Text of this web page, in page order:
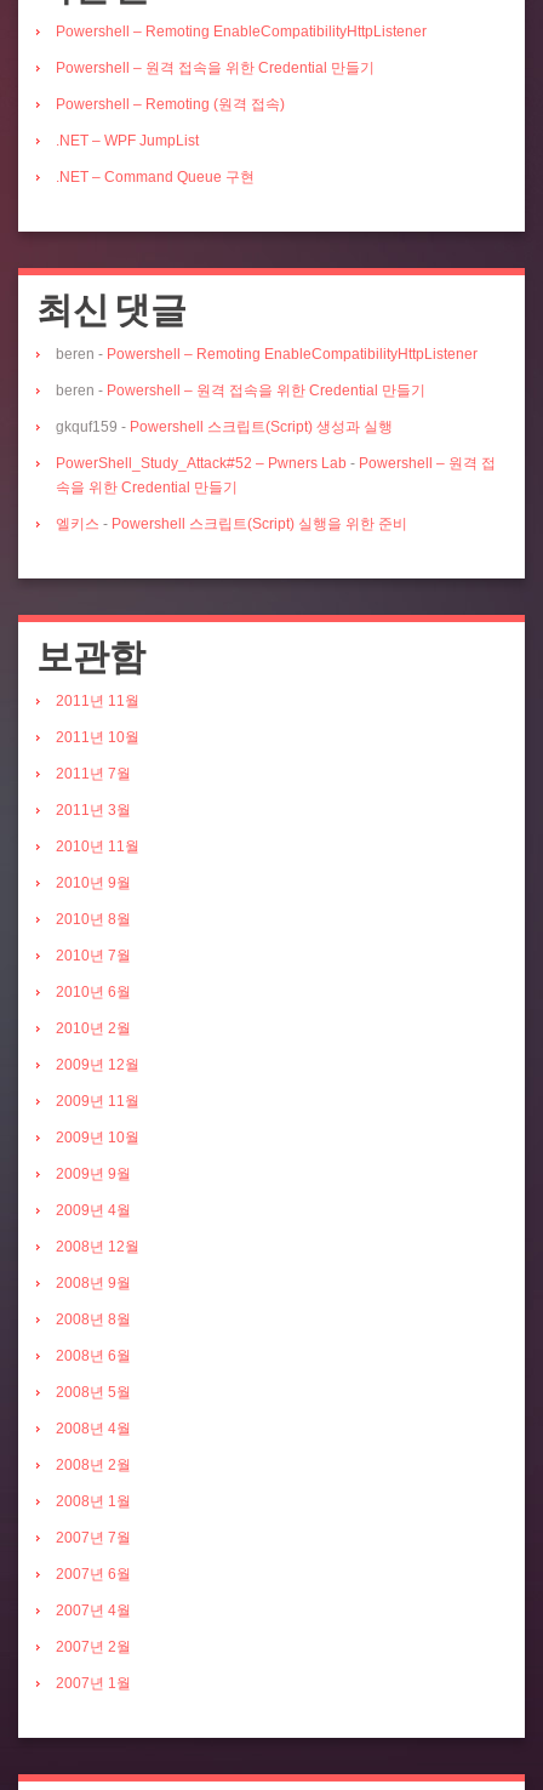
Powershell – Remoting EnableCompatibilityHttpListener
Powershell – 원격 접속을 위한 Credential 만들기
Powershell – Remoting (원격 접속)
.NET – WPF JumpList
.NET – Command Queue 구현
최신 댓글
beren - Powershell – Remoting EnableCompatibilityHttpListener
beren - Powershell – 원격 접속을 위한 Credential 만들기
gkquf159 - Powershell 스크립트(Script) 생성과 실행
PowerShell_Study_Attack#52 – Pwners Lab - Powershell – 원격 접
속을 위한 Credential 만들기
엘키스 - Powershell 스크립트(Script) 실행을 위한 준비
보관함
2011년 11월
2011년 10월
2011년 7월
2011년 3월
2010년 11월
2010년 9월
2010년 8월
2010년 7월
2010년 6월
2010년 2월
2009년 12월
2009년 11월
2009년 10월
2009년 9월
2009년 4월
2008년 12월
2008년 9월
2008년 8월
2008년 6월
2008년 5월
2008년 4월
2008년 2월
2008년 1월
2007년 7월
2007년 6월
2007년 4월
2007년 2월
2007년 1월